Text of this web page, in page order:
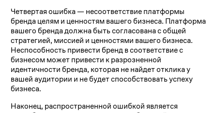
Четвертая ошибка — несоответствие платформы
бренда целям и ценностям вашего бизнеса. Платформа
вашего бренда должна быть согласована с общей
стратегией, миссией и ценностями вашего бизнеса.
Неспособность привести бренд в соответствие с
бизнесом может привести к разрозненной
идентичности бренда, которая не найдет отклика у
вашей аудитории и не будет способствовать успеху
бизнеса.
Наконец, распространенной ошибкой является